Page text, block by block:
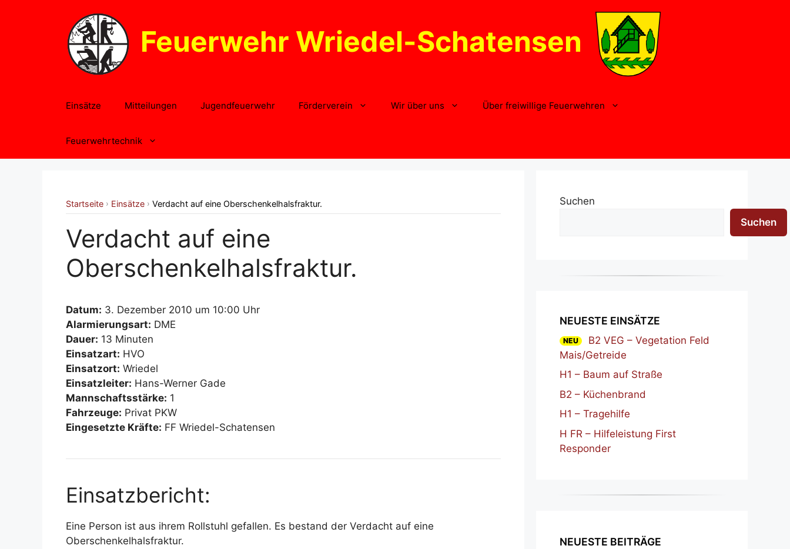
Feuerwehr Wriedel-Schatensen
Einsätze Mitteilungen Jugendfeuerwehr Förderverein Wir über uns Über freiwillige Feuerwehren
Feuerwehrtechnik
Startseite › Einsätze › Verdacht auf eine Oberschenkelhalsfraktur.
Verdacht auf eine
Oberschenkelhalsfraktur.
Datum: 3. Dezember 2010 um 10:00 Uhr
Alarmierungsart: DME
Dauer: 13 Minuten
Einsatzart: HVO
Einsatzort: Wriedel
Einsatzleiter: Hans-Werner Gade
Mannschaftsstärke: 1
Fahrzeuge: Privat PKW
Eingesetzte Kräfte: FF Wriedel-Schatensen
Einsatzbericht:
Eine Person ist aus ihrem Rollstuhl gefallen. Es bestand der Verdacht auf eine
Oberschenkelhalsfraktur.
Suchen
Suchen
NEUESTE EINSÄTZE
NEU
B2 VEG – Vegetation Feld
Mais/Getreide
H1 – Baum auf Straße
B2 – Küchenbrand
H1 – Tragehilfe
H FR – Hilfeleistung First
Responder
NEUESTE BEITRÄGE